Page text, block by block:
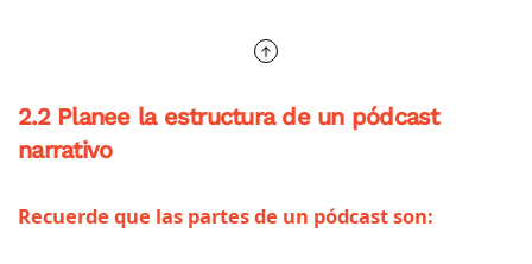
2.2 Planee la estructura de un pódcast
narrativo
Recuerde que las partes de un pódcast son: